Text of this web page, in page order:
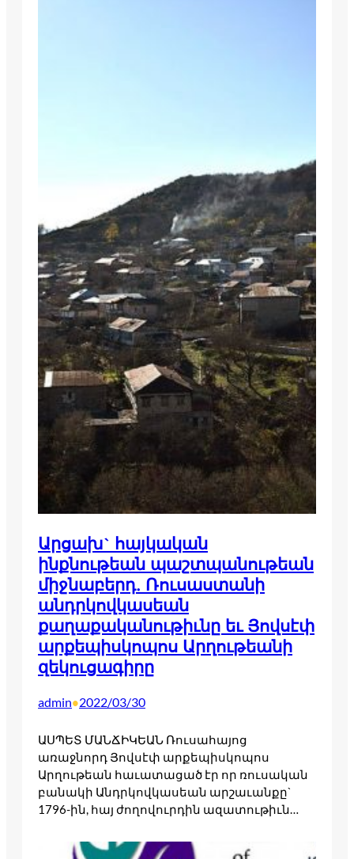
Արցախ` հայկական
ինքնութեան պաշտպանութեան
միջնաբերդ. Ռուսաստանի
անդրկովկասեան
քաղաքականութիւնը եւ Յովսէփ
արքեպիսկոպոս Արղութեանի
զեկուցագիրը
admin•2022/03/30
ԱՍՊԵՏ ՄԱՆՃԻԿԵԱՆ Ռուսահայոց
առաջնորդ Յովսէփ արքեպիսկոպոս
Արղութեան հաւատացած էր որ ռուսական
բանակի Անդրկովկասեան արշաւանքը`
1796-ին, հայ ժողովուրդին ազատութիւն…